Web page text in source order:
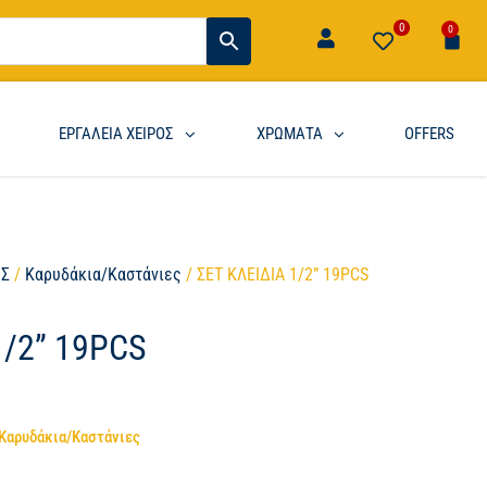
0 0
ΕΡΓΑΛΕΙΑ ΧΕΙΡΟΣ ΧΡΩΜΑΤΑ OFFERS
/ Καρυδάκια/Καστάνιες / ΣΕΤ ΚΛΕΙΔΙΑ 1/2” 19PCS
2” 19PCS
Καστάνιες